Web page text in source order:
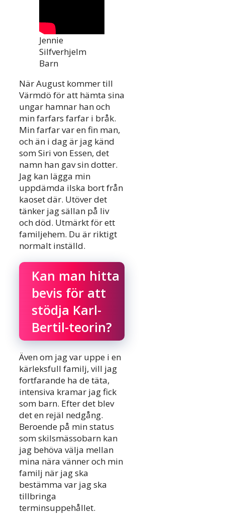
Jennie
Silfverhjelm
Barn
När August kommer till
Värmdö för att hämta sina
ungar hamnar han och
min farfars farfar i bråk.
Min farfar var en fin man,
och än i dag är jag känd
som Siri von Essen, det
namn han gav sin dotter.
Jag kan lägga min
uppdämda ilska bort från
kaoset där. Utöver det
tänker jag sällan på liv
och död. Utmärkt för ett
familjehem. Du är riktigt
normalt inställd.
Kan man hitta
bevis för att
stödja Karl-
Bertil-teorin?
Även om jag var uppe i en
kärleksfull familj, vill jag
fortfarande ha de täta,
intensiva kramar jag fick
som barn. Efter det blev
det en rejäl nedgång.
Beroende på min status
som skilsmässobarn kan
jag behöva välja mellan
mina nära vänner och min
familj när jag ska
bestämma var jag ska
tillbringa
terminsuppehållet.